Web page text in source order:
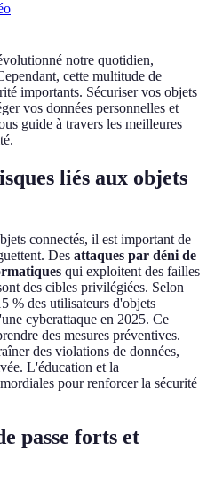
notre quotidien,
cette multitude de
importants. Sécuriser vos objets
vos données personnelles et
guide à travers les meilleures
liés aux objets
connectés, il est important de
Des attaques par déni de
qui exploitent des failles
des cibles privilégiées. Selon
% des utilisateurs d'objets
cyberattaque en 2025. Ce
des mesures préventives.
des violations de données,
L'éducation et la
pour renforcer la sécurité
passe forts et